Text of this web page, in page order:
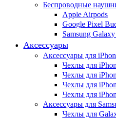
Беспроводные
Apple Airpods
Google Pixel
Samsung
Аксессуары
Аксессуары для
Чехлы для
Чехлы для
Чехлы для
Чехлы для
Аксессуары для
Чехлы для